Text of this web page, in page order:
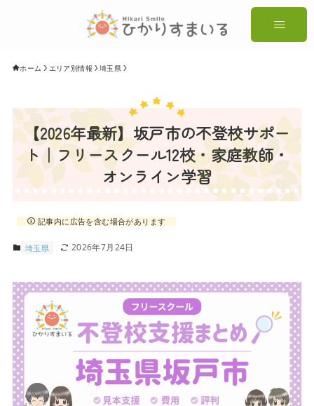
ホーム エリア別情報 埼玉県
【2026年最新】坂戸市の不登校サポー
ト｜フリースクール12校・家庭教師・
オンライン学習
記事内に広告を含む場合があります
埼玉県 2026年7月24日